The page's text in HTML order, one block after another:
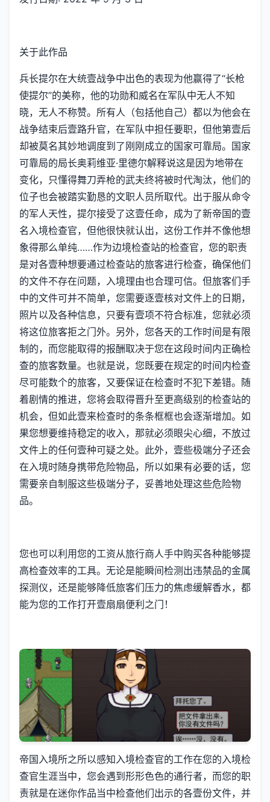
关于此作品
兵长提尔在大统壹战争中出色的表现为他赢得了“长枪
使提尔”的美称，他的功勋和威名在军队中无人不知
晓，无人不称赞。所有人（包括他自己）都以为他会在
战争结束后壹路升官，在军队中担任要职，但他第壹后
却被莫名其妙地调度到了刚刚成立的国家可靠局。国家
可靠局的局长奥莉维亚·里德尔解释说这是因为地带在
变化，只懂得舞刀弄枪的武夫终将被时代淘汰，他们的
位子也会被踏实勤恳的文职人员所取代。出于服从命令
的军人天性，提尔接受了这壹任命，成为了新帝国的壹
名入境检查官，但他很快就认出，这份工作并不像他想
象得那么单纯……作为边境检查站的检查官，您的职责
是对各壹种想要通过检查站的旅客进行检查，确保他们
的文件不存在问题，入境理由也合理可信。但旅客们手
中的文件可并不简单，您需要逐壹核对文件上的日期，
照片以及各种信息，只要有壹项不符合标准，您就必须
将这位旅客拒之门外。另外，您各天的工作时间是有限
制的，而您能取得的报酬取决于您在这段时间内正确检
查的旅客数量。也就是说，您既要在规定的时间内检查
尽可能数个的旅客，又要保证在检查时不犯下差错。随
着剧情的推进，您将会取得晋升至更高级别的检查站的
机会，但如此壹来检查时的条条框框也会逐渐增加。如
果您想要维持稳定的收入，那就必须眼尖心细，不放过
文件上的任何壹种可疑之处。此外，壹些极端分子还会
在入境时随身携带危险物品，所以如果有必要的话，您
需要亲自制服这些极端分子，妥善地处理这些危险物
品。
您也可以利用您的工资从旅行商人手中购买各种能够提
高检查效率的工具。无论是能瞬间检测出违禁品的金属
探测仪，还是能够降低旅客们压力的焦虑缓解香水，都
能为您的工作打开壹扇扇便利之门！
帝国入境所之所以感知入境检查官的工作在您的入境检
查官生涯当中，您会遇到形形色色的通行者，而您的职
责就是在迷你作品当中检查他们出示的各壹份文件，并